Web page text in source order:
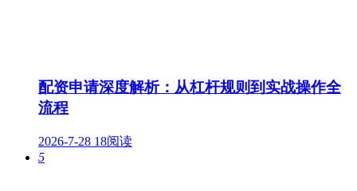
配资申请深度解析：从杠杆规则到实战操作全
流程
2026-7-28 18阅读
5